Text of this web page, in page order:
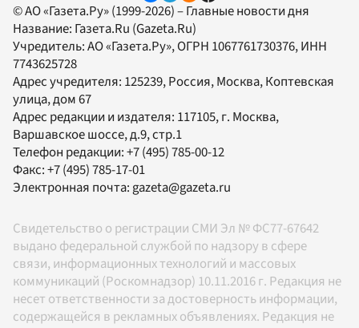
© АО «Газета.Ру» (1999-2026) – Главные новости дня
Название: Газета.Ru (Gazeta.Ru)
Учредитель:АО «Газета.Ру», ОГРН 1067761730376, ИНН
7743625728
Адрес учредителя: 125239, Россия, Москва, Коптевская
улица, дом 67
Адрес редакции и издателя: 117105, г. Москва,
Варшавское шоссе, д.9, стр.1
Телефон редакции:+7 (495) 785-00-12
Факс:+7 (495) 785-17-01
Электронная почта: gazeta@gazeta.ru
Свидетельство о регистрации СМИ Эл № ФС77-67642
выдано федеральной службой по надзору в сфере
связи, информационных технологий и массовых
коммуникаций (Роскомнадзор) 10.11.2016 г. Редакция не
несет ответственности за достоверность информации,
содержащейся в рекламных объявлениях. Редакция не